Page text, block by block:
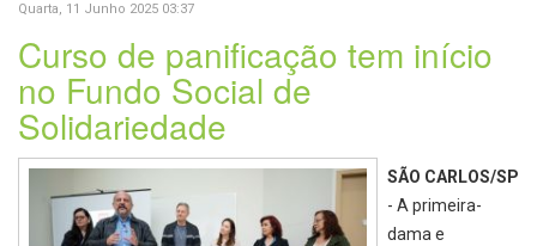
Quarta, 11 Junho 2025 03:37
Curso de panificação tem início
no Fundo Social de
Solidariedade
SÃO CARLOS/SP
- A primeira-
dama e